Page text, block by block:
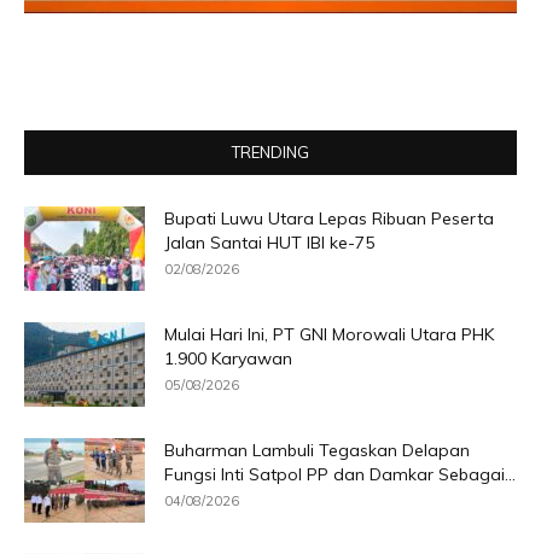
TRENDING
Bupati Luwu Utara Lepas Ribuan Peserta
Jalan Santai HUT IBI ke-75
02/08/2026
Mulai Hari Ini, PT GNI Morowali Utara PHK
1.900 Karyawan
05/08/2026
Buharman Lambuli Tegaskan Delapan
Fungsi Inti Satpol PP dan Damkar Sebagai...
04/08/2026